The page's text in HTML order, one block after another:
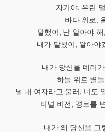
자기야, 우린
바다 위로,
말했어, 난 알아야
내가 말했어, 알아야
내가 당신을 데려
하늘 위로 별
널 내 여자라고 불러, 너도
터널 비전, 경로를
내가 왜 당신을 그